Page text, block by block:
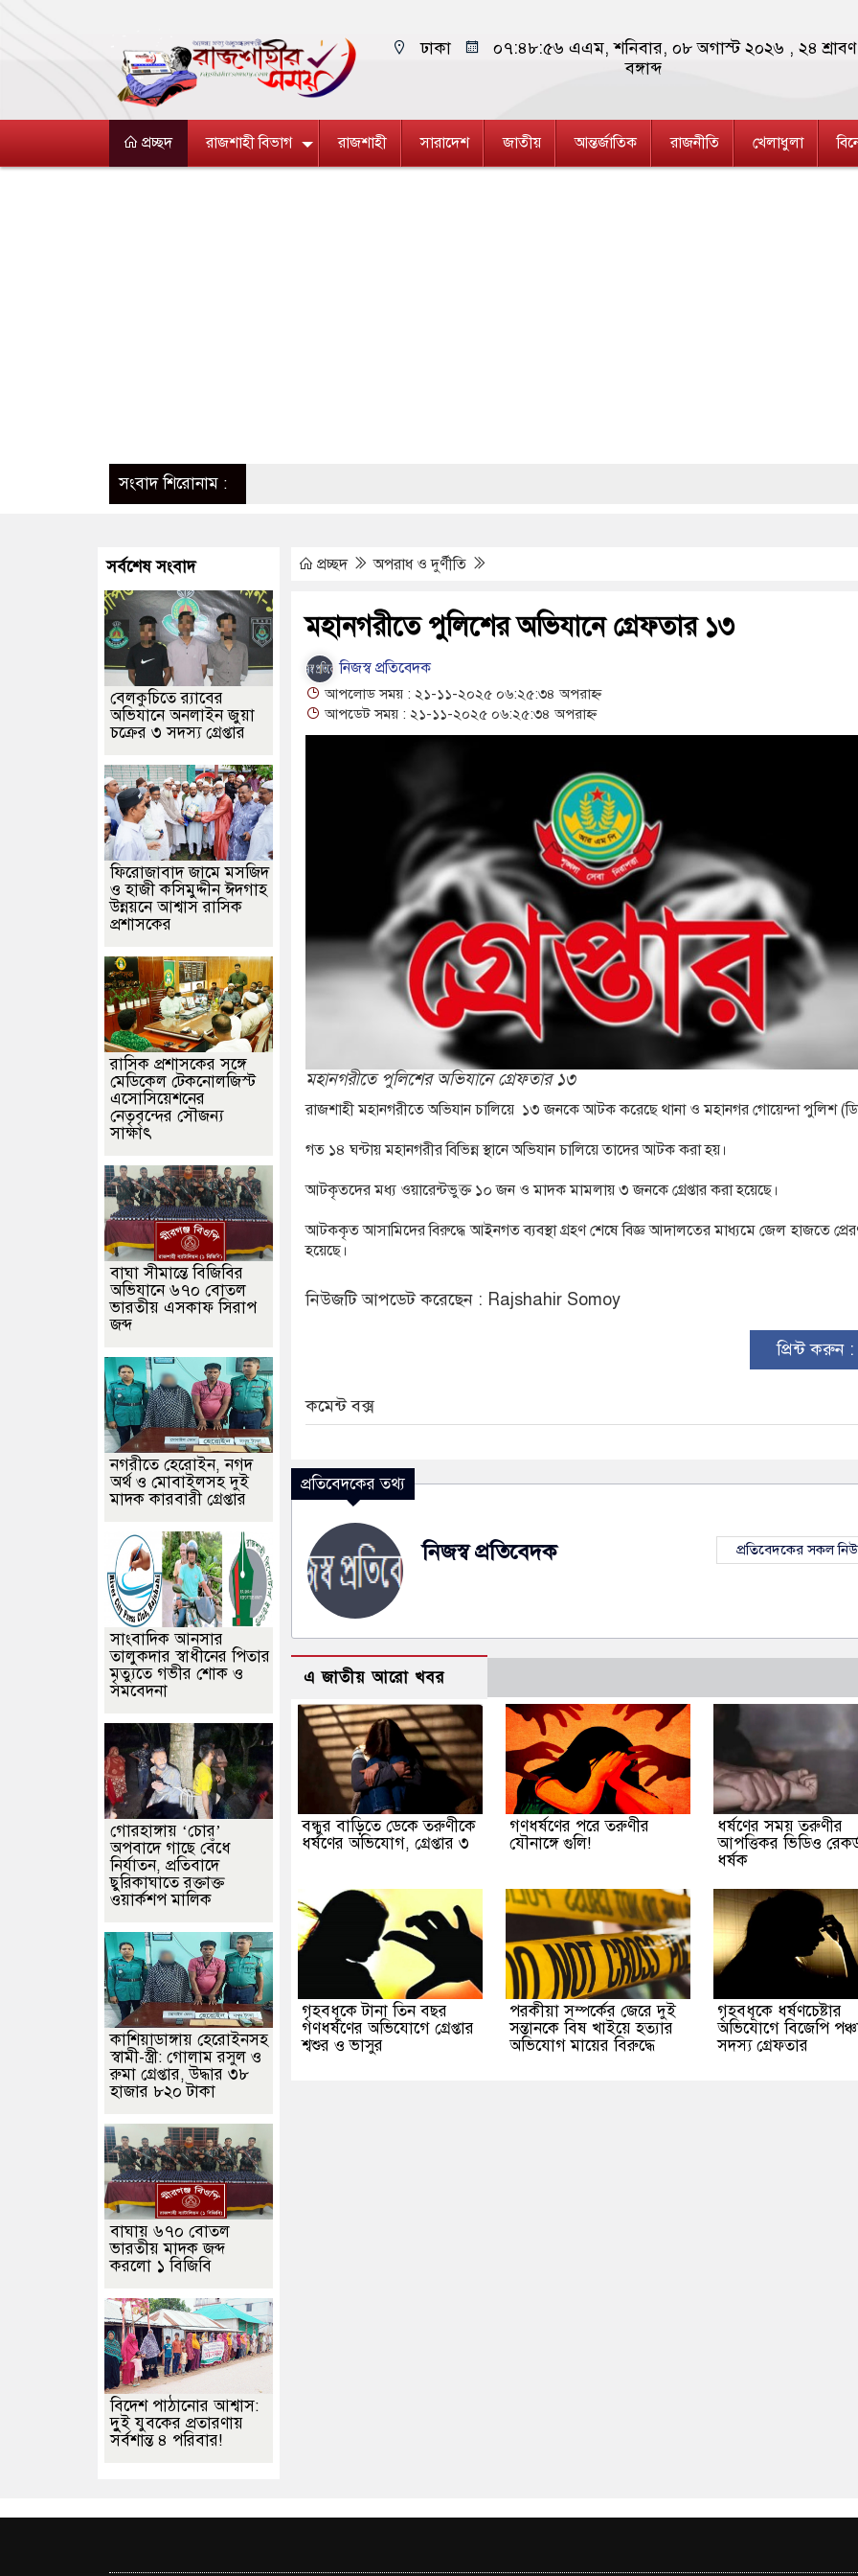
ঢাকা ০৭:৪৮:৫৭ এএম, শনিবার, ০৮ অগাস্ট ২০২৬ , ২৪
বঙ্গাব্দ
প্রচ্ছদ রাজশাহী বিভাগ রাজশাহী সারাদেশ জাতীয় আন্তর্জাতিক রাজনীতি খেলাধুলা
সংবাদ শিরোনাম :
প্রচ্ছদ অপরাধ ও দুর্ণীতি
মহানগরীতে পুলিশের অভিযানে গ্রেফতার ১৩
নিজস্ব প্রতিবেদক
আপলোড সময় : ২১-১১-২০২৫ ০৬:২৫:৩৪ অপরাহ্ন
আপডেট সময় : ২১-১১-২০২৫ ০৬:২৫:৩৪ অপরাহ্ন
মহানগরীতে পুলিশের অভিযানে গ্রেফতার ১৩
রাজশাহী মহানগরীতে অভিযান চালিয়ে ১৩ জনকে আটক করেছে থানা ও মহানগর গোয়েন্দা পুলিশ
গত ১৪ ঘন্টায় মহানগরীর বিভিন্ন স্থানে অভিযান চালিয়ে তাদের আটক করা হয়।
আটকৃতদের মধ্য ওয়ারেন্টভুক্ত ১০ জন ও মাদক মামলায় ৩ জনকে গ্রেপ্তার করা হয়েছে।
আটককৃত আসামিদের বিরুদ্ধে আইনগত ব্যবস্থা গ্রহণ শেষে বিজ্ঞ আদালতের মাধ্যমে জেল হাজতে
হয়েছে।
নিউজটি আপডেট করেছেন : Rajshahir Somoy
প্রিন্ট করুন :
কমেন্ট বক্স
প্রতিবেদকের তথ্য
নিজস্ব প্রতিবেদক প্রতিবেদকের সকল
এ জাতীয় আরো খবর
বন্ধুর বাড়িতে ডেকে তরুণীকে
ধর্ষণের অভিযোগ, গ্রেপ্তার ৩
গণধর্ষণের পরে তরুণীর
যৌনাঙ্গে গুলি!
ধর্ষণের সময় তরুণীর
আপত্তিকর ভিডিও
ধর্ষক
গৃহবধূকে টানা তিন বছর
গণধর্ষণের অভিযোগে গ্রেপ্তার
শ্বশুর ও ভাসুর
পরকীয়া সম্পর্কের জেরে দুই
সন্তানকে বিষ খাইয়ে হত্যার
অভিযোগ মায়ের বিরুদ্ধে
গৃহবধূকে ধর্ষণচেষ্টার
অভিযোগে বিজেপি
সদস্য গ্রেফতার
সর্বশেষ সংবাদ
বেলকুচিতে র‌্যাবের
অভিযানে অনলাইন জুয়া
চক্রের ৩ সদস্য গ্রেপ্তার
ফিরোজাবাদ জামে মসজিদ
ও হাজী কসিমুদ্দীন ঈদগাহ
উন্নয়নে আশ্বাস রাসিক
প্রশাসকের
​রাসিক প্রশাসকের সঙ্গে
মেডিকেল টেকনোলজিস্ট
এসোসিয়েশনের
নেতৃবৃন্দের সৌজন্য
সাক্ষাৎ
বাঘা সীমান্তে বিজিবির
অভিযানে ৬৭০ বোতল
ভারতীয় এসকাফ সিরাপ
জব্দ
নগরীতে হেরোইন, নগদ
অর্থ ও মোবাইলসহ দুই
মাদক কারবারী গ্রেপ্তার
সাংবাদিক আনসার
তালুকদার স্বাধীনের পিতার
মৃত্যুতে গভীর শোক ও
সমবেদনা
গোরহাঙ্গায় ‘চোর’
অপবাদে গাছে বেঁধে
নির্যাতন, প্রতিবাদে
ছুরিকাঘাতে রক্তাক্ত
ওয়ার্কশপ মালিক
কাশিয়াডাঙ্গায় হেরোইনসহ
স্বামী-স্ত্রী: গোলাম রসুল ও
রুমা গ্রেপ্তার, উদ্ধার ৩৮
হাজার ৮২০ টাকা
বাঘায় ৬৭০ বোতল
ভারতীয় মাদক জব্দ
করলো ১ বিজিবি
বিদেশ পাঠানোর আশ্বাস:
দুুই যুবকের প্রতারণায়
সর্বশান্ত ৪ পরিবার!